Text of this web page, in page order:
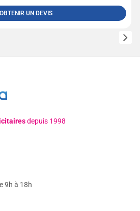
OBTENIR UN DEVIS
depuis 1998
9h à 18h